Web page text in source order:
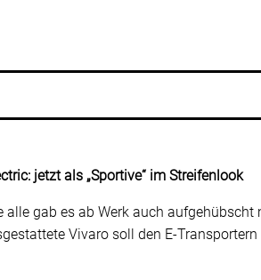
jetzt als „Sportive“ im Streifenlook
gab es ab Werk auch
Vivaro soll den E-Transportern